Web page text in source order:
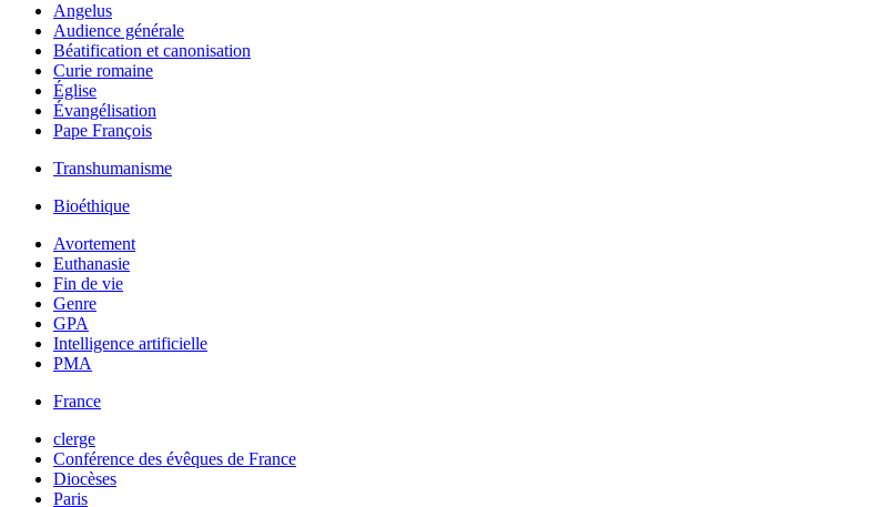
Angelus
Audience générale
Béatification et canonisation
Curie romaine
Église
Évangélisation
Pape François
Transhumanisme
Bioéthique
Avortement
Euthanasie
Fin de vie
Genre
GPA
Intelligence artificielle
PMA
France
clerge
Conférence des évêques de France
Diocèses
Paris